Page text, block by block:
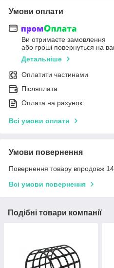
Умови оплати
Ви отримаєте замовлення
або гроші повернуться на
Детальніше
Оплатити частинами
Післяплата
Оплата на рахунок
Всі умови оплати
Умови повернення
Повернення товару впродовж
Всі умови повернення
Подібні товари компанії